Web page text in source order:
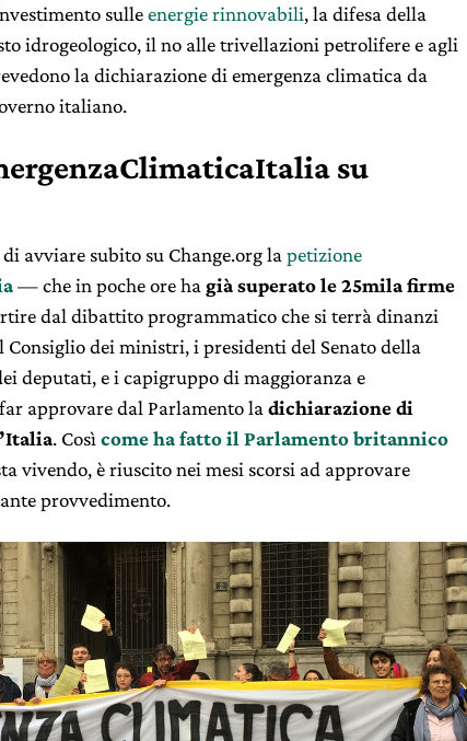
sulleenergie rinnovabili, la difesa della
idrogeologico, il no alle trivellazioni petrolifere e agli
la dichiarazione di emergenza climatica da
italiano.
su
avviare subito su Change.org la petizione
— che in poche ore ha già superato le 25mila firme
dal dibattito programmatico che si terrà dinanzi
Consiglio dei ministri, i presidenti del Senato della
deputati, e i capigruppo di maggioranza e
approvare dal Parlamento la dichiarazione di
. Così come ha fatto il Parlamento britannico
vivendo, è riuscito nei mesi scorsi ad approvare
provvedimento.